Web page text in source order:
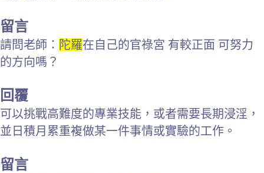
留言
請問老師： 陀羅在自己的官祿宮 有較正面 可努力
的方向嗎？
回覆
可以挑戰高難度的專業技能，或者需要長期浸淫，
並日積月累重複做某一件事情或實驗的工作。
留言